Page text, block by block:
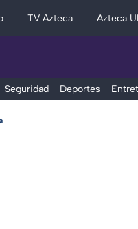
TV Azteca Azteca
Seguridad Deportes